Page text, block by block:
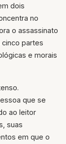
dois
no
o assassinato
partes
e morais
que se
ao leitor
suas
em que o